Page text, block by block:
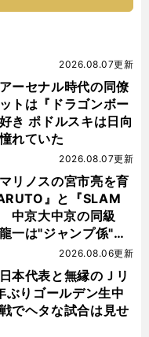
ーセナル時代の同僚
トは『ドラゴンボー
き ポドルスキは日向
れていた
2026.08.07更新
リノスの宮市亮を育
』と『SLAM
中京大中京の同級
一は"ジャンプ係"だ
2026.08.07更新
本代表と無縁のＪリ
ぶりゴールデン生中
でヘタな試合は見せ
2026.08.06更新